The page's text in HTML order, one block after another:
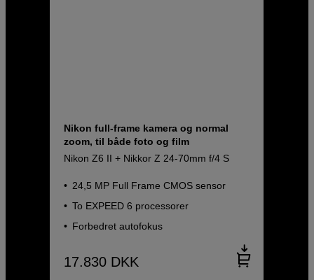
Nikon full-frame kamera og normal
zoom, til både foto og film
Nikon Z6 II + Nikkor Z 24-70mm f/4 S
24,5 MP Full Frame CMOS sensor
To EXPEED 6 processorer
Forbedret autofokus
17.830 DKK